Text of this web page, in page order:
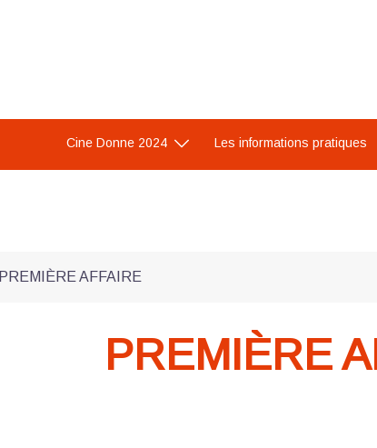
Cine Donne 2024 Les informations pratiques
PREMIÈRE AFFAIRE
PREMIÈRE